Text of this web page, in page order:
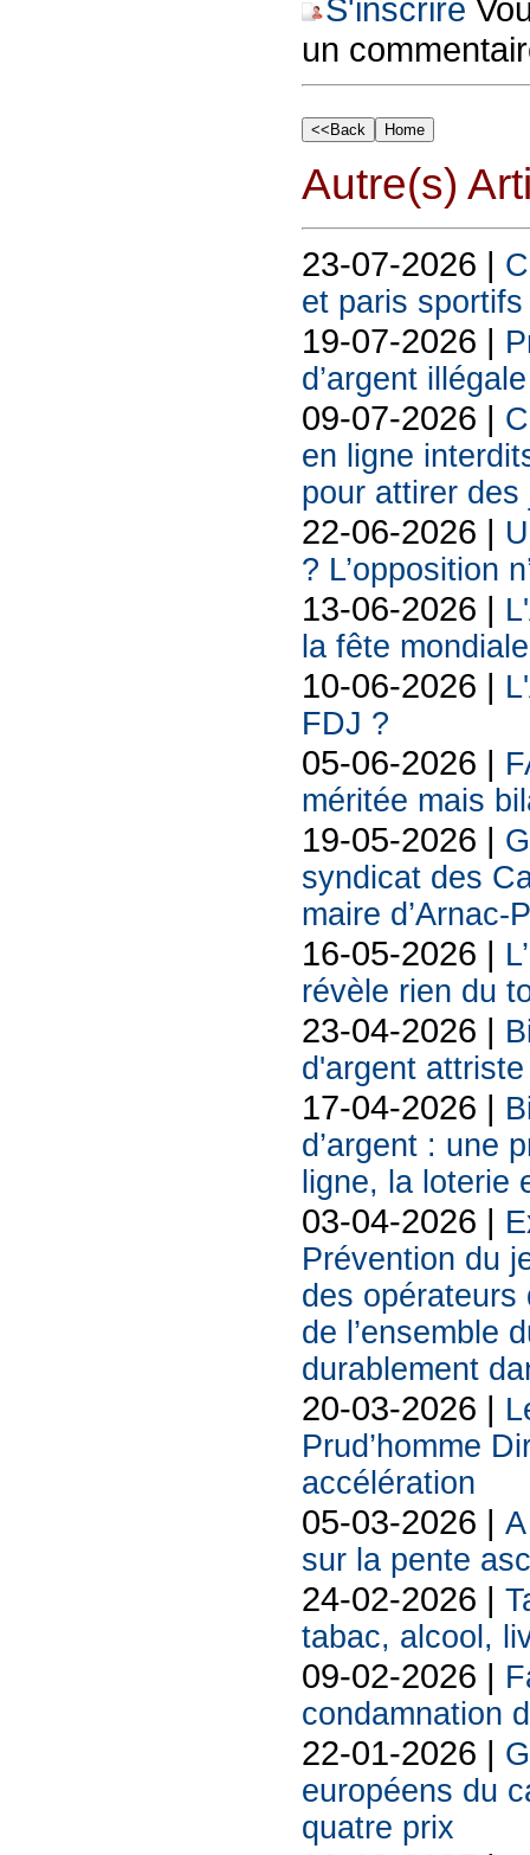
S'inscrire
un
Autre(s)
23-07-2026 |
et paris
19-07-2026 |
d’argent
09-07-2026 |
en ligne
pour attirer des
22-06-2026 |
? L’opposition
13-06-2026 |
la fête
10-06-2026 |
FDJ ?
05-06-2026 |
méritée mais
19-05-2026 |
syndicat des
maire d’Arnac-
16-05-2026 |
révèle rien du
23-04-2026 |
d'argent
17-04-2026 |
d’argent : une
ligne, la loterie
03-04-2026 |
Prévention du
des opérateurs
de l’ensemble
durablement
20-03-2026 |
Prud’homme
accélération
05-03-2026 |
sur la pente
24-02-2026 |
tabac, alcool,
09-02-2026 |
condamnation
22-01-2026 |
européens du
quatre prix